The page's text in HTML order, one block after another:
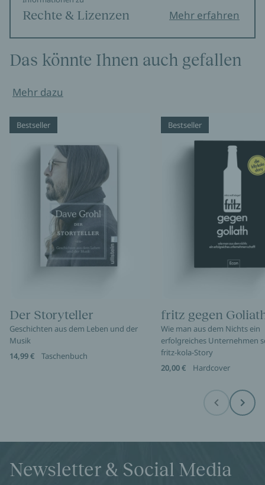
Rechte & Lizenzen Mehr erfahren
Das könnte Ihnen auch gefallen
Mehr dazu
Bestseller
Der Storyteller
Geschichten aus dem Leben und der
Musik
14,99 €
Taschenbuch
Bestseller
fritz gegen
Wie man aus dem Nichts ein
erfolgreiches Unternehmen
fritz-kola-Story
20,00 €
Hardcover
Before Next
Newsletter & Social Media